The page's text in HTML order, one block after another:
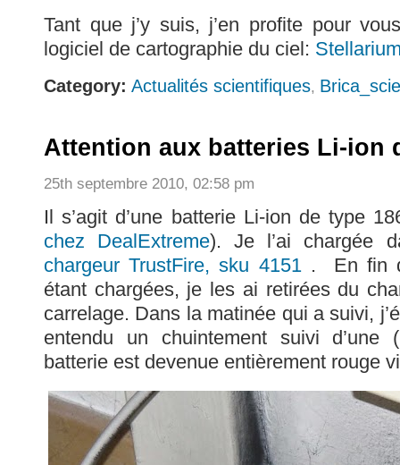
Tant que j’y suis, j’en profite pour
logiciel de cartographie du ciel:
Category: Actualités scientifiques,
Attention aux batteries Li-ion
25th septembre 2010, 02:58 pm
Il s’agit d’une batterie Li-ion de type
chez DealExtreme). Je l’ai chargée
chargeur TrustFire, sku 4151. En fin
étant chargées, je les ai retirées du
carrelage. Dans la matinée qui a suivi,
entendu un chuintement suivi d’une
batterie est devenue entièrement rouge